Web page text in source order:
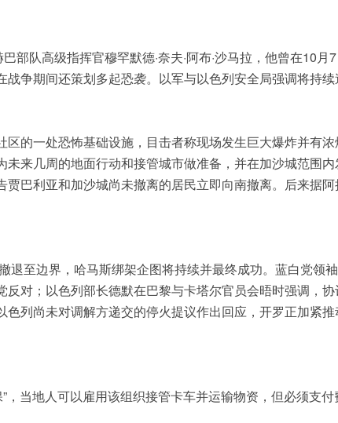
部队高级指挥官穆罕默德·奈夫·阿布·沙马拉，他曾在10月
争期间还策划多起恐袭。以军与以色列安全局强调将持
的一处恐怖基础设施，目击者称现场发生巨大爆炸并有
来几周的地面行动和接管城市做准备，并在加沙城范围
巴利亚和加沙城尚未撤离的居民立即向南撤离。后来据阿
退至边界，哈马斯绑架企图将持续并最终成功。蓝白党领
对；以色列部长德默在巴黎与卡塔尔官员会晤时强调，协
列尚未对调解方递交的停火提议作出回应，开罗正加紧推
当地人可以雇用该组织接管卡车并运输物资，但必须支付